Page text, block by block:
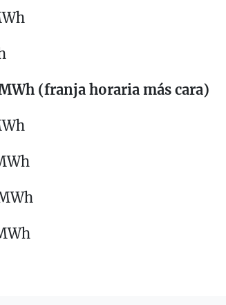
(franja horaria más cara)